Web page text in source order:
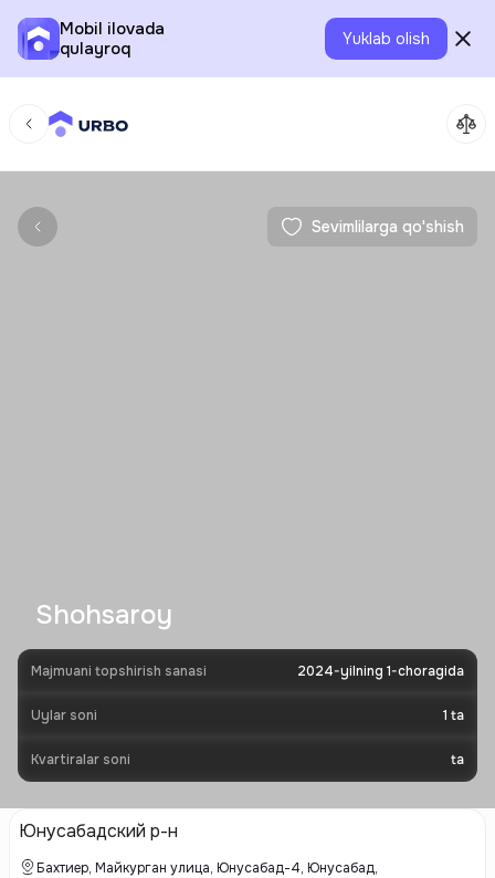
Mobil ilovada
qulayroq
Yuklab olish
Sevimlilarga qo'shish
Shohsaroy
Majmuani topshirish sanasi 2024-yilning 1-choragida
Uylar soni 1 ta
Kvartiralar soni ta
Юнусабадский р-н
Бахтиер, Майкурган улица, Юнусабад-4, Юнусабад,